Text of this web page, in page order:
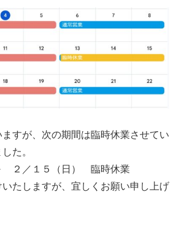
すが、次の期間は臨時休業させてい
た。
２／１５（日） 臨時休業
たしますが、宜しくお願い申し上げ